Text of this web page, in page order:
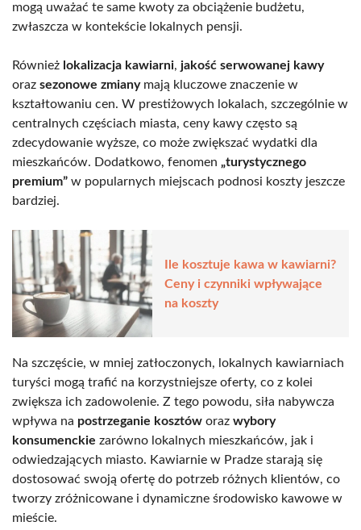
mogą uważać te same kwoty za obciążenie budżetu,
zwłaszcza w kontekście lokalnych pensji.
Również lokalizacja kawiarni, jakość serwowanej kawy
oraz sezonowe zmianymają kluczowe znaczenie w
kształtowaniu cen. W prestiżowych lokalach, szczególnie w
centralnych częściach miasta, ceny kawy często są
zdecydowanie wyższe, co może zwiększać wydatki dla
mieszkańców. Dodatkowo, fenomen „turystycznego
premium” w popularnych miejscach podnosi koszty jeszcze
bardziej.
Ile kosztuje kawa w kawiarni?
Ceny i czynniki wpływające
na koszty
Na szczęście, w mniej zatłoczonych, lokalnych kawiarniach
turyści mogą trafić na korzystniejsze oferty, co z kolei
zwiększa ich zadowolenie. Z tego powodu, siła nabywcza
wpływa na postrzeganie kosztów oraz wybory
konsumenckie zarówno lokalnych mieszkańców, jak i
odwiedzających miasto. Kawiarnie w Pradze starają się
dostosować swoją ofertę do potrzeb różnych klientów, co
tworzy zróżnicowane i dynamiczne środowisko kawowe w
mieście.